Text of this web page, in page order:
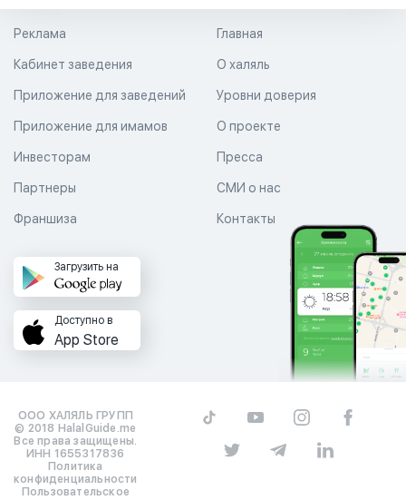
Главная
О халяль
Уровни доверия
Реклама
Кабинет заведения
Приложение для заведений
Приложение для имамов О проекте
Пресса
СМИ о нас
Контакты
Инвесторам
Партнеры
Франшиза
Загрузить на
Доступно в
App Store
ООО ХАЛЯЛЬ ГРУПП
© 2018 HalalGuide.me
Все права защищены.
ИНН 1655317836
Политика
конфиденциальности
Пользовательское